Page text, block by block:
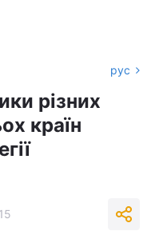
рус
різних
країн